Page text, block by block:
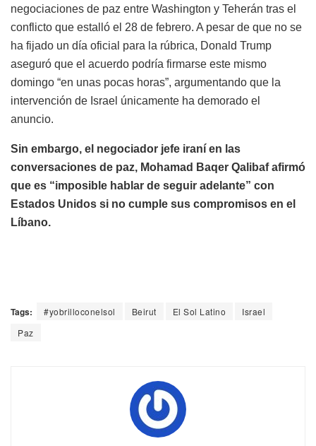
negociaciones de paz entre Washington y Teherán tras el
conflicto que estalló el 28 de febrero. A pesar de que no se
ha fijado un día oficial para la rúbrica, Donald Trump
aseguró que el acuerdo podría firmarse este mismo
domingo “en unas pocas horas”, argumentando que la
intervención de Israel únicamente ha demorado el
anuncio.
Sin embargo, el negociador jefe iraní en las
conversaciones de paz, Mohamad Baqer Qalibaf afirmó
que es “imposible hablar de seguir adelante” con
Estados Unidos si no cumple sus compromisos en el
Líbano.
Tags: #yobrilloconelsol Beirut El Sol Latino
Israel
Paz